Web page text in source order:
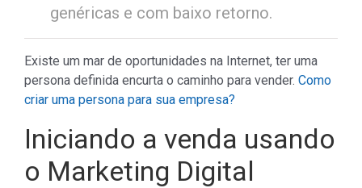
genéricas e com baixo retorno.
Existe um mar de oportunidades na Internet, ter uma
persona definida encurta o caminho para vender. Como
criar uma persona para sua empresa?
Iniciando a venda usando
o Marketing Digital